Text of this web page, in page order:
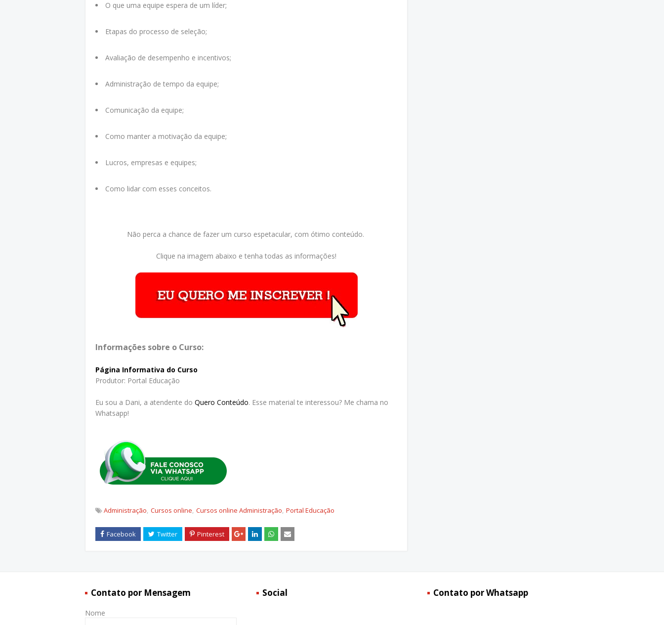
O que uma equipe espera de um líder;
Etapas do processo de seleção;
Avaliação de desempenho e incentivos;
Administração de tempo da equipe;
Comunicação da equipe;
Como manter a motivação da equipe;
Lucros, empresas e equipes;
Como lidar com esses conceitos.
Não perca a chance de fazer um curso espetacular, com ótimo conteúdo.
Clique na imagem abaixo e tenha todas as informações!
Informações sobre o Curso:
Página Informativa do Curso
Produtor: Portal Educação
Eu sou a Dani, a atendente do Quero Conteúdo. Esse material te interessou? Me chama no
Whatsapp!
Administração Cursos online Cursos online Administração Portal Educação
Contato por Mensagem
Nome
Social Contato por Whatsapp